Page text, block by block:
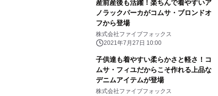
産前産後も活躍！楽ちんで着やすいア
ノラックパーカがコムサ・ブロンドオ
フから登場
株式会社ファイブフォックス
2021年7月27日 10:00
子供達も着やすい柔らかさと軽さ！コ
ムサ・フィユだからこそ作れる上品な
デニムアイテムが登場
株式会社ファイブフォックス